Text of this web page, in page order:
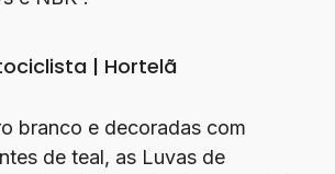
| Hortelã
branco e decoradas com
de teal, as Luvas de